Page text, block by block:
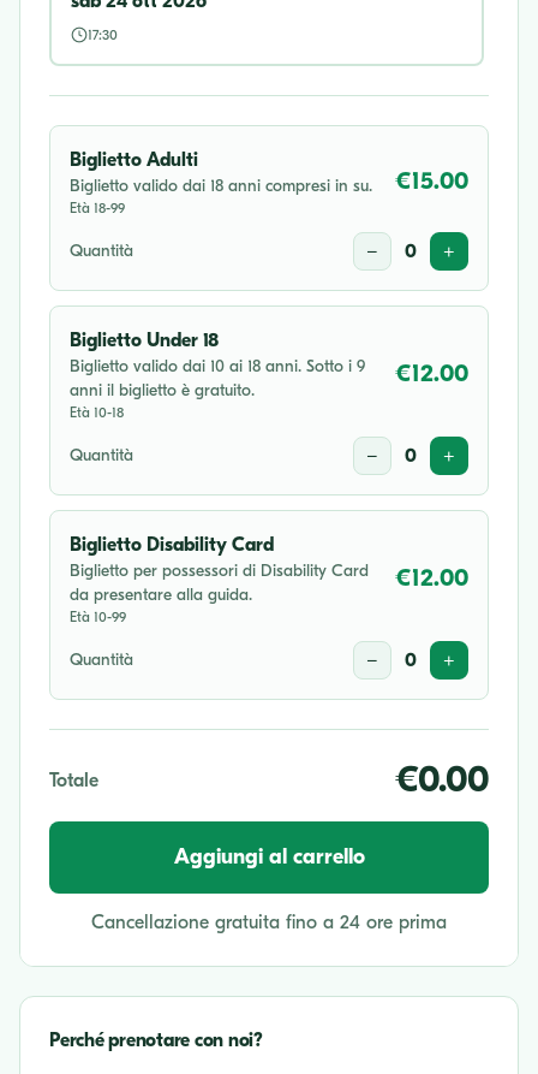
17:30
Biglietto Adulti
Biglietto valido dai 18 anni compresi in su.
Età 18-99
€15.00
Quantità − 0 +
Biglietto Under 18
Biglietto valido dai 10 ai 18 anni. Sotto i 9
anni il biglietto è gratuito.
Età 10-18
€12.00
Quantità − 0 +
Biglietto Disability Card
Biglietto per possessori di Disability Card
da presentare alla guida.
Età 10-99
€12.00
Quantità − 0 +
Totale €0.00
Aggiungi al carrello
Cancellazione gratuita fino a 24 ore prima
Perché prenotare con noi?